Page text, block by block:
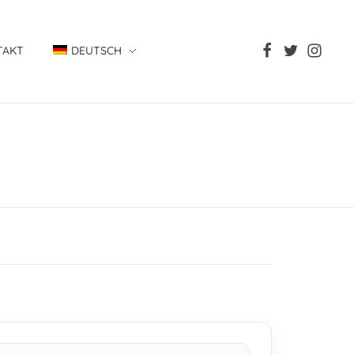
DEUTSCH